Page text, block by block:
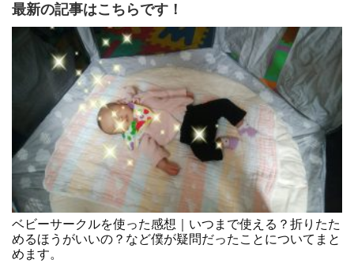
最新の記事はこちらです！
ベビーサークルを使った感想｜いつまで使える？折りたた
めるほうがいいの？など僕が疑問だったことについてまと
めます。